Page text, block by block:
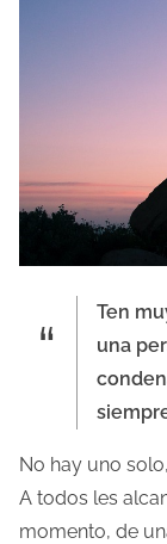
Ten
una
No hay uno
A todos les
momento, de